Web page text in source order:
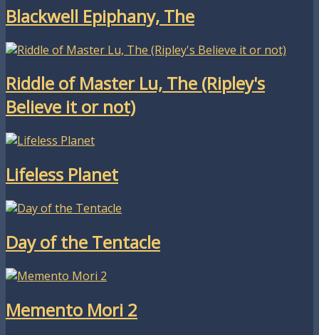
Blackwell Epiphany, The
Riddle of Master Lu, The (Ripley's
Believe it or not)
Lifeless Planet
Day of the Tentacle
Memento Mori 2